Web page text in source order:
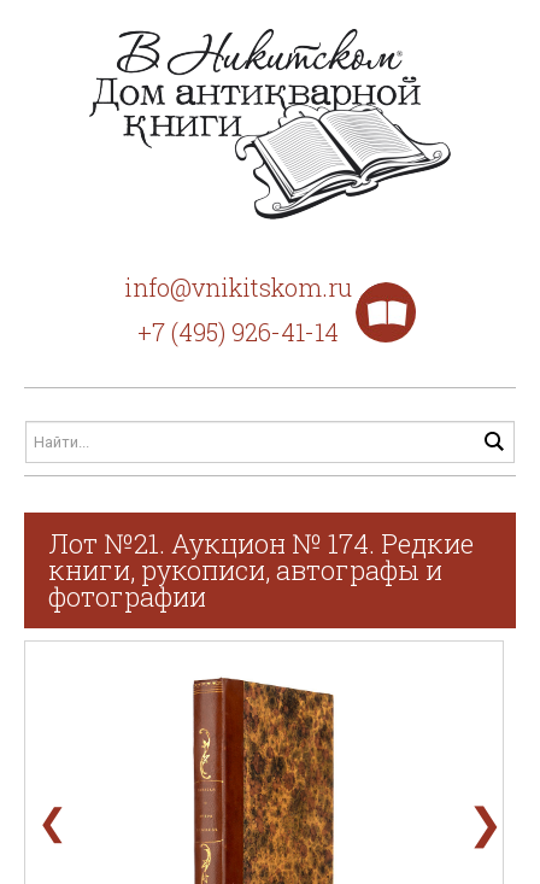
info@vnikitskom.ru
+7 (495) 926-41-14
Лот №21. Аукцион № 174. Редкие
книги, рукописи, автографы и
фотографии
❮ ❯